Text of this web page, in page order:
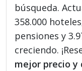
búsqueda.
358.000
pensiones y
creciendo.
mejor precio y